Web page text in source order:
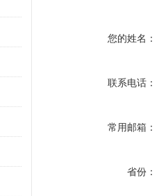
您的姓名：
联系电话：
常用邮箱：
省份：